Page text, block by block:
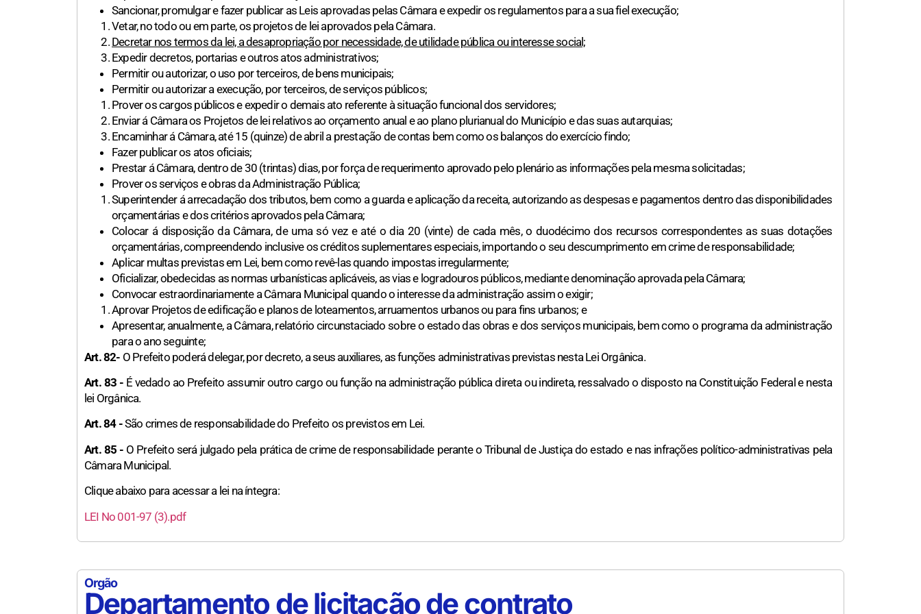
Sancionar, promulgar e fazer publicar as Leis aprovadas pelas Câmara e expedir os regulamentos para a sua fiel execução;
Vetar, no todo ou em parte, os projetos de lei aprovados pela Câmara.
Decretar nos termos da lei, a desapropriação por necessidade, de utilidade pública ou interesse social;
Expedir decretos, portarias e outros atos administrativos;
Permitir ou autorizar, o uso por terceiros, de bens municipais;
Permitir ou autorizar a execução, por terceiros, de serviços públicos;
Prover os cargos públicos e expedir o demais ato referente à situação funcional dos servidores;
Enviar á Câmara os Projetos de lei relativos ao orçamento anual e ao plano plurianual do Município e das suas autarquias;
Encaminhar á Câmara, até 15 (quinze) de abril a prestação de contas bem como os balanços do exercício findo;
Fazer publicar os atos oficiais;
Prestar á Câmara, dentro de 30 (trintas) dias, por força de requerimento aprovado pelo plenário as informações pela mesma solicitadas;
Prover os serviços e obras da Administração Pública;
Superintender á arrecadação dos tributos, bem como a guarda e aplicação da receita, autorizando as despesas e pagamentos dentro das disponibilidades
orçamentárias e dos critérios aprovados pela Câmara;
Colocar á disposição da Câmara, de uma só vez e até o dia 20 (vinte) de cada mês, o duodécimo dos recursos correspondentes as suas dotações
orçamentárias, compreendendo inclusive os créditos suplementares especiais, importando o seu descumprimento em crime de responsabilidade;
Aplicar multas previstas em Lei, bem como revê-las quando impostas irregularmente;
Oficializar, obedecidas as normas urbanísticas aplicáveis, as vias e logradouros públicos, mediante denominação aprovada pela Câmara;
Convocar estraordinariamente a Câmara Municipal quando o interesse da administração assim o exigir;
Aprovar Projetos de edificação e planos de loteamentos, arruamentos urbanos ou para fins urbanos; e
Apresentar, anualmente, a Câmara, relatório circunstaciado sobre o estado das obras e dos serviços municipais, bem como o programa da administração
para o ano seguinte;
Art. 82- O Prefeito poderá delegar, por decreto, a seus auxiliares, as funções administrativas previstas nesta Lei Orgânica.
Art. 83 -É vedado ao Prefeito assumir outro cargo ou função na administração pública direta ou indireta, ressalvado o disposto na Constituição Federal e nesta
lei Orgânica.
Art. 84 -São crimes de responsabilidade do Prefeito os previstos em Lei.
Art. 85 - O Prefeito será julgado pela prática de crime de responsabilidade perante o Tribunal de Justiça do estado e nas infrações político-administrativas pela
Câmara Municipal.
Clique abaixo para acessar a lei na íntegra:
LEI No 001-97 (3).pdf
Orgão
Departamento de licitação de contrato